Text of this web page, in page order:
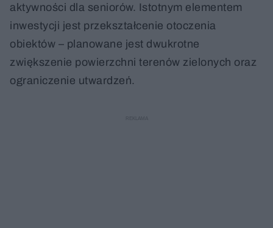
aktywności dla seniorów. Istotnym elementem
inwestycji jest przekształcenie otoczenia
obiektów – planowane jest dwukrotne
zwiększenie powierzchni terenów zielonych oraz
ograniczenie utwardzeń.